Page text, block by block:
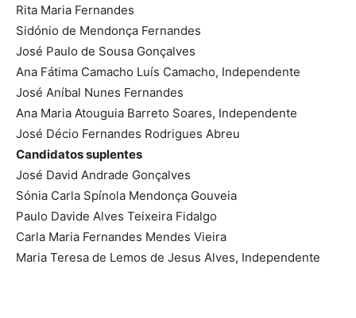
Rita Maria Fernandes
Sidónio de Mendonça Fernandes
José Paulo de Sousa Gonçalves
Ana Fátima Camacho Luís Camacho, Independente
José Aníbal Nunes Fernandes
Ana Maria Atouguia Barreto Soares, Independente
José Décio Fernandes Rodrigues Abreu
Candidatos suplentes
José David Andrade Gonçalves
Sónia Carla Spínola Mendonça Gouveia
Paulo Davide Alves Teixeira Fidalgo
Carla Maria Fernandes Mendes Vieira
Maria Teresa de Lemos de Jesus Alves, Independente